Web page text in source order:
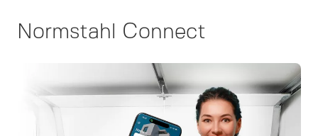
Normstahl Connect